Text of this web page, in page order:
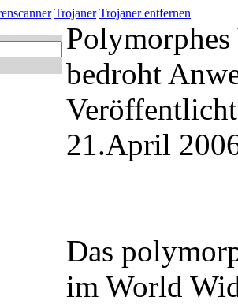
Trojaner Trojaner entfernen
bedroht
21.April
Das
im World